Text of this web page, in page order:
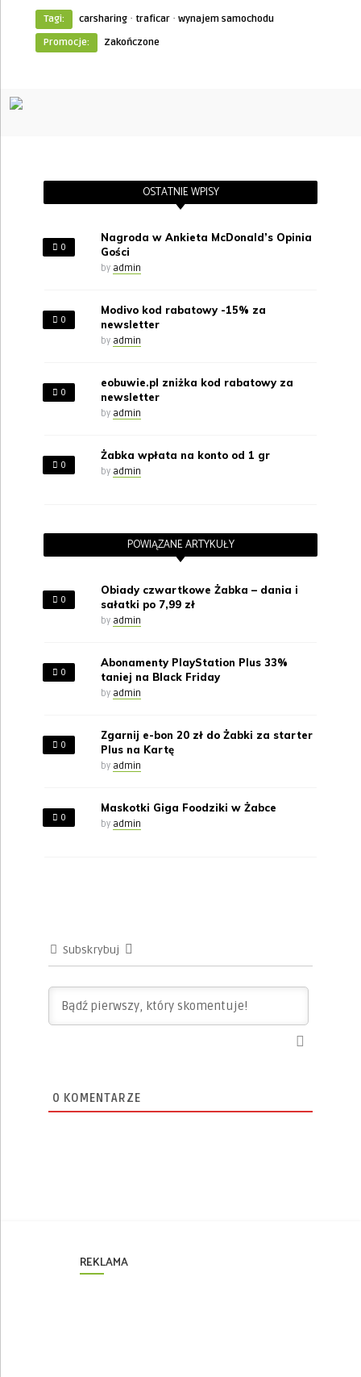
Tagi: carsharing · traficar · wynajem samochodu
Promocje:
Zakończone
OSTATNIE WPISY
0
Nagroda w Ankieta McDonald’s Opinia
Gości
by admin
0
Modivo kod rabatowy -15% za
newsletter
by admin
0
eobuwie.pl zniżka kod rabatowy za
newsletter
by admin
0
Żabka wpłata na konto od 1 gr
by admin
POWIĄZANE ARTYKUŁY
0
Obiady czwartkowe Żabka – dania i
sałatki po 7,99 zł
by admin
0
Abonamenty PlayStation Plus 33%
taniej na Black Friday
by admin
0
Zgarnij e-bon 20 zł do Żabki za starter
Plus na Kartę
by admin
0
Maskotki Giga Foodziki w Żabce
by admin
Subskrybuj
0 KOMENTARZE
REKLAMA